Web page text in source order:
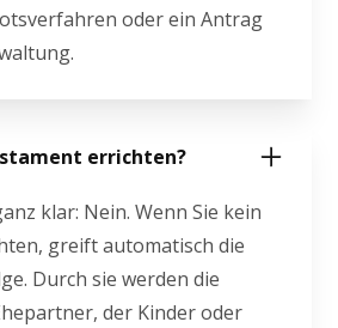
oder ein Antrag
errichten?
klar: Nein. Wenn Sie kein
greift automatisch die
Durch sie werden die
der Kinder oder